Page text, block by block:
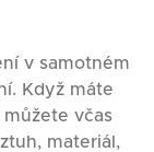
v samotném
Když máte
včas
materiál,